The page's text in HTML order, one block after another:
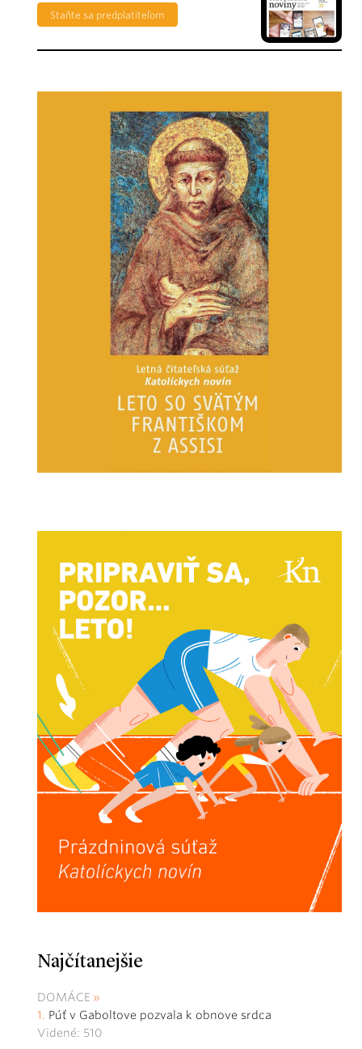
Staňte sa predplatiteľom
Najčítanejšie
DOMÁCE
Púť v Gaboltove pozvala k obnove srdca
Videné: 510